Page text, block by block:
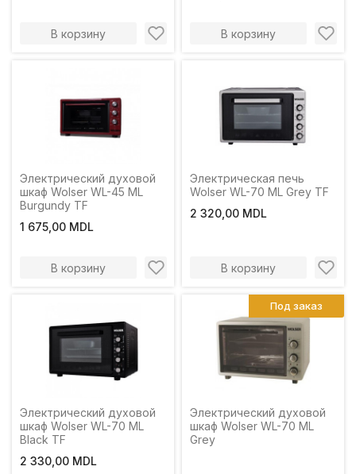
В корзину В корзину
Электрический духовой
шкаф Wolser WL-45 ML
Burgundy TF
1 675,00 MDL
В корзину
Электрическая печь
Wolser WL-70 ML Grey TF
2 320,00 MDL
В корзину
Электрический духовой
шкаф Wolser WL-70 ML
Black TF
2 330,00 MDL
Электрический духовой
шкаф Wolser WL-70 ML
Grey
Под заказ